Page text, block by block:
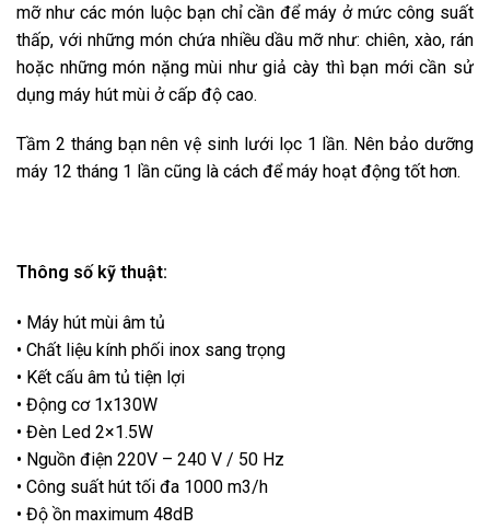
mỡ như các món luộc bạn chỉ cần để máy ở mức công suất
thấp, với những món chứa nhiều dầu mỡ như: chiên, xào, rán
hoặc những món nặng mùi như giả cày thì bạn mới cần sử
dụng máy hút mùi ở cấp độ cao.
Tầm 2 tháng bạn nên vệ sinh lưới lọc 1 lần. Nên bảo dưỡng
máy 12 tháng 1 lần cũng là cách để máy hoạt động tốt hơn.
Thông số kỹ thuật:
• Máy hút mùi âm tủ
• Chất liệu kính phối inox sang trọng
• Kết cấu âm tủ tiện lợi
• Động cơ 1x130W
• Đèn Led 2×1.5W
• Nguồn điện 220V – 240 V / 50 Hz
• Công suất hút tối đa 1000 m3/h
• Độ ồn maximum 48dB